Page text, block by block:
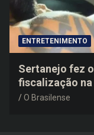
ENTRETENIMENTO
Sertanejo fez
fiscalização
negativo e
O Brasilense